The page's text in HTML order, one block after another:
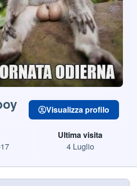
Ultima visita
4 Luglio
Visualizza profilo